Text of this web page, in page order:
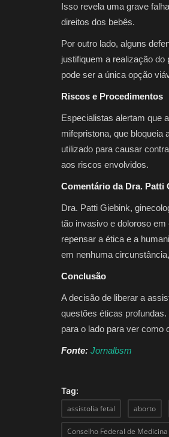
Isso revela uma grave
direitos dos bebês.
Por outro lado, alguns
justifiquem a realização
pode ser a única opção
Riscos e Procedimentos
Especialistas alertam que
mifepristona, que bloqueia
utilizado para causar
aos riscos envolvidos.
Comentário da Dra. Patti
Dra. Patti Giebink,
tão invasivo e doloroso
repensar a ética e a
em nenhuma
Conclusão
A decisão de liberar a
questões éticas
para o lado para ver como
Fonte: Jornalbsm
Tag:
assistolia fetal
aborto
Conselho Federal de Medicina